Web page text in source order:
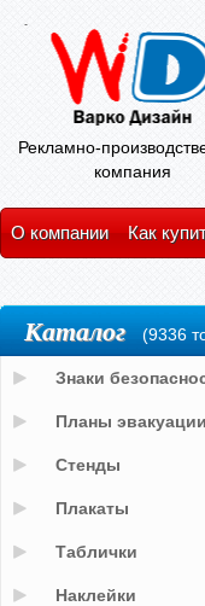
Рекламно-
компания
О компании Как
Каталог (9336
Знаки
Планы эвакуации
Стенды
Плакаты
Таблички
Наклейки